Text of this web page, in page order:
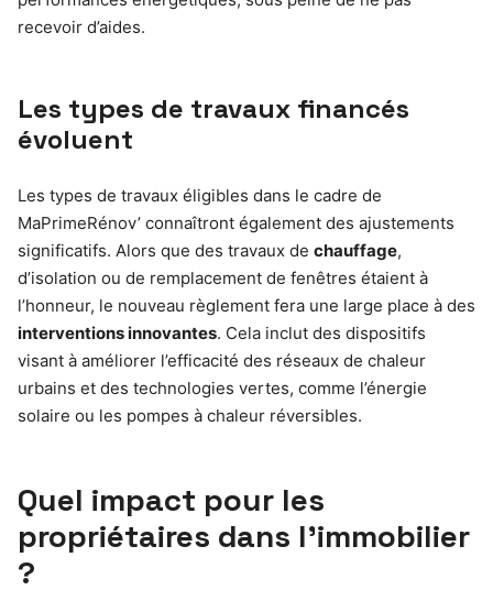
recevoir d’aides.
Les types de travaux financés
évoluent
Les types de travaux éligibles dans le cadre de
MaPrimeRénov’ connaîtront également des ajustements
significatifs. Alors que des travaux de chauffage,
d’isolation ou de remplacement de fenêtres étaient à
l’honneur, le nouveau règlement fera une large place à des
interventions innovantes. Cela inclut des dispositifs
visant à améliorer l’efficacité des réseaux de chaleur
urbains et des technologies vertes, comme l’énergie
solaire ou les pompes à chaleur réversibles.
Quel impact pour les
propriétaires dans l’immobilier
?